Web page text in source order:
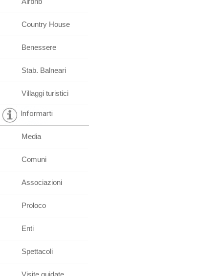
Country House
Benessere
Stab. Balneari
Villaggi turistici
Informarti
Media
Comuni
Associazioni
Proloco
Enti
Spettacoli
Visite guidate